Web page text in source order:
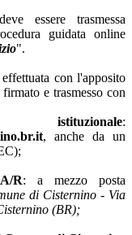
essere trasmessa
guidata online
".
con l'apposito
e trasmesso con
:
, anche da un
R: a mezzo posta
di Cisternino - Via
(BR);